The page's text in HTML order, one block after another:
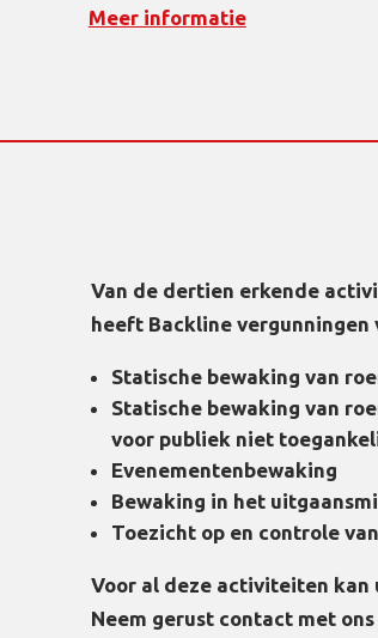
Meer informatie
Van de dertien erkende
heeft Backline vergunningen
Statische bewaking van
Statische bewaking van
voor publiek niet
Evenementenbewaking
Bewaking in het
Toezicht op en controle
Voor al deze activiteiten kan
Neem gerust contact met